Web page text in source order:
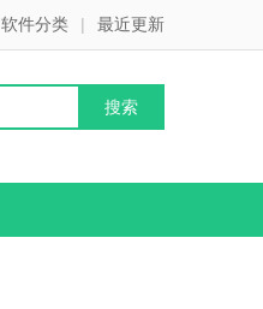
软件分类 | 最近更新